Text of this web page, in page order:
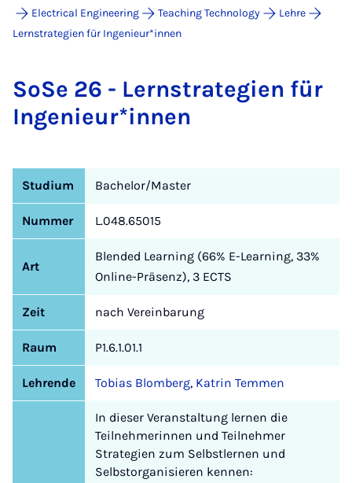
Electrical Engineering
Teaching Technology
Lehre
Lernstrategien für Ingenieur*innen
SoSe 26 - Lern­strategi­en für
In­genieur*innen
Studium Bachelor/Master
Nummer L.048.65015
Art
Blended Learning (66% E-Learning, 33%
Online-Präsenz), 3 ECTS
Zeit nach Vereinbarung
Raum P1.6.1.01.1
Lehrende Tobias Blomberg, Katrin Temmen
In dieser Veranstaltung lernen die
Teilnehmerinnen und Teilnehmer
Strategien zum Selbstlernen und
Selbstorganisieren kennen: